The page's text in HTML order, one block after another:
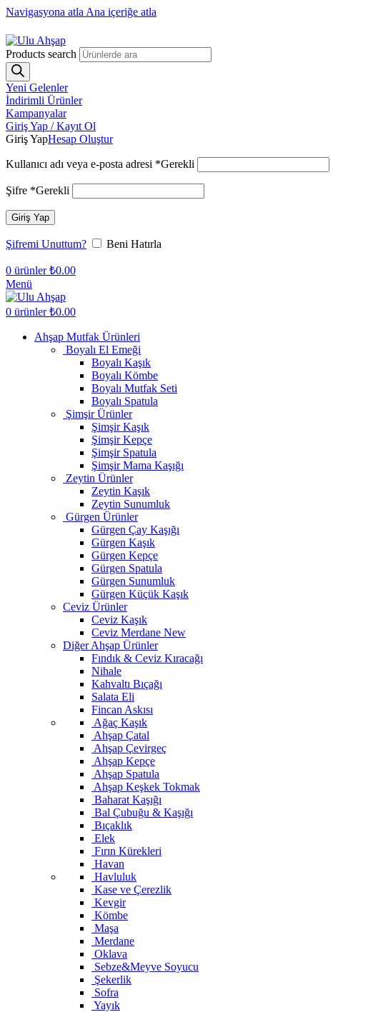
Navigasyona atla Ana içeriğe atla
Products search
Yeni Gelenler
İndirimli Ürünler
Kampanyalar
Giriş Yap / Kayıt Ol
Giriş YapHesap Oluştur
Kullanıcı adı veya e-posta adresi *Gerekli
Şifre *Gerekli
Giriş Yap
Şifremi Unuttum? Beni Hatırla
0 ürünler ₺0.00
Menü
0 ürünler ₺0.00
Ahşap Mutfak Ürünleri
Boyalı El Emeği
Boyalı Kaşık
Boyalı Kömbe
Boyalı Mutfak Seti
Boyalı Spatula
Şimşir Ürünler
Şimşir Kaşık
Şimşir Kepçe
Şimşir Spatula
Şimşir Mama Kaşığı
Zeytin Ürünler
Zeytin Kaşık
Zeytin Sunumluk
Gürgen Ürünler
Gürgen Çay Kaşığı
Gürgen Kaşık
Gürgen Kepçe
Gürgen Spatula
Gürgen Sunumluk
Gürgen Küçük Kaşık
Ceviz Ürünler
Ceviz Kaşık
Ceviz Merdane New
Diğer Ahşap Ürünler
Fındık & Ceviz Kıracağı
Nihale
Kahvaltı Bıçağı
Salata Eli
Fincan Askısı
Ağaç Kaşık
Ahşap Çatal
Ahşap Çevirgeç
Ahşap Kepçe
Ahşap Spatula
Ahşap Keşkek Tokmak
Baharat Kaşığı
Bal Çubuğu & Kaşığı
Bıçaklık
Elek
Fırın Kürekleri
Havan
Havluluk
Kase ve Çerezlik
Kevgir
Kömbe
Maşa
Merdane
Oklava
Sebze&Meyve Soyucu
Şekerlik
Sofra
Yayık